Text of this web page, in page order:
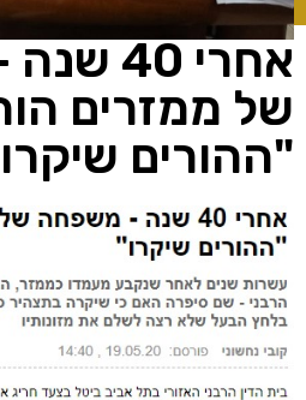
אחרי
של ממזרים
"ההורים